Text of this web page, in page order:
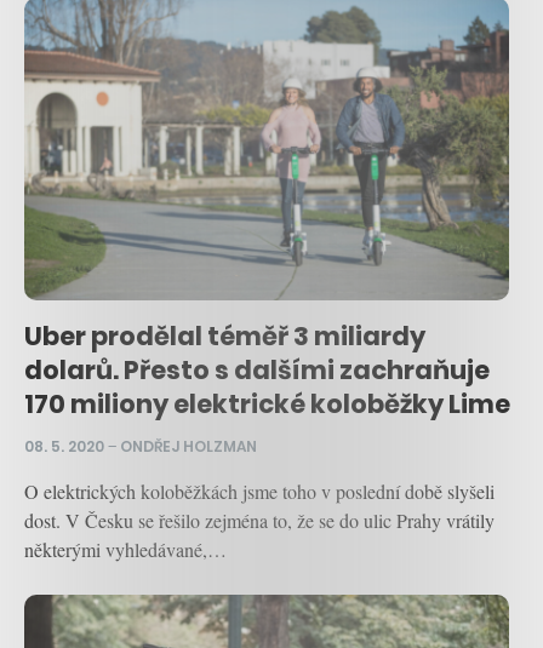
Uber prodělal téměř 3 miliardy
dolarů. Přesto s dalšími zachraňuje
170 miliony elektrické koloběžky Lime
08. 5. 2020– ONDŘEJ HOLZMAN
O elektrických koloběžkách jsme toho v poslední době slyšeli
dost. V Česku se řešilo zejména to, že se do ulic Prahy vrátily
některými vyhledávané,…